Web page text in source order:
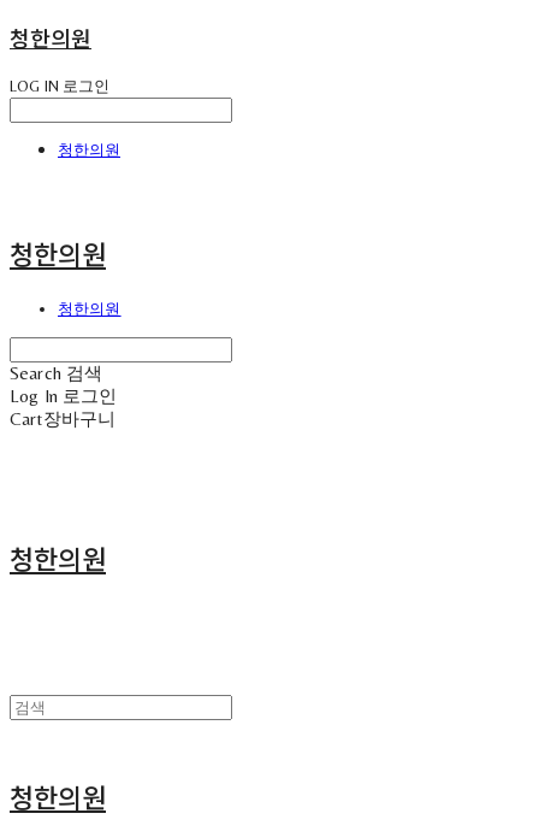
청한의원
LOG IN 로그인
청한의원
청한의원
청한의원
Search 검색
Log In 로그인
Cart장바구니
청한의원
청한의원